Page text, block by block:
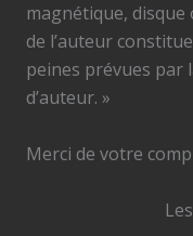
magnétique,
de l’auteur
peines prévues par
d’auteur. »
Merci de votre